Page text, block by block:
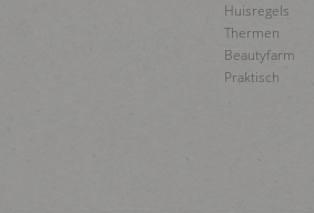
Huisregels
Thermen
Beautyfarm
Praktisch